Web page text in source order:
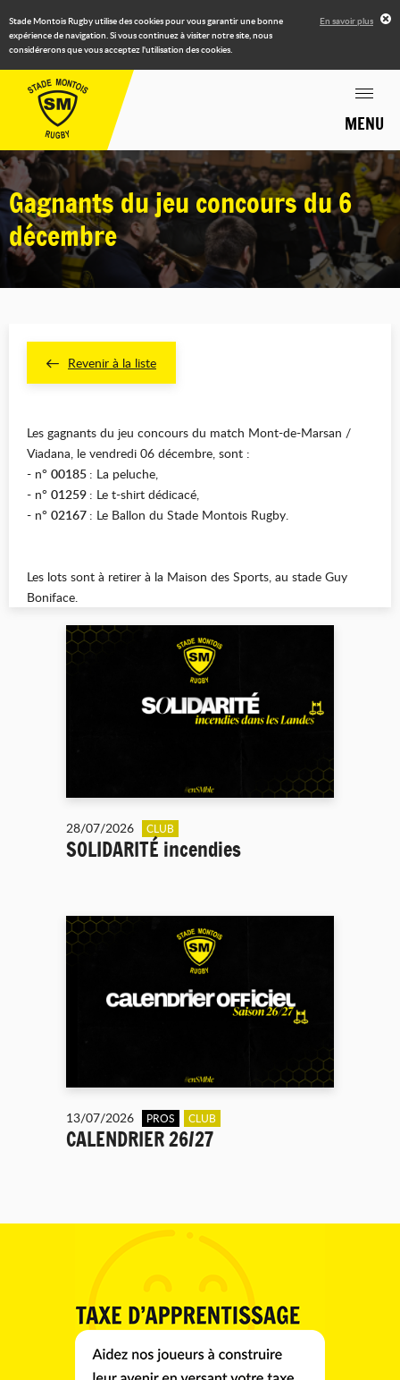
Stade Montois Rugby utilise des cookies pour vous garantir une bonne
expérience de navigation. Si vous continuez à visiter notre site, nous
considérerons que vous acceptez l'utilisation des cookies.
En savoir plus
MENU
Gagnants du jeu concours du 6
décembre
Revenir à la liste
Les gagnants du jeu concours du match Mont-de-Marsan /
Viadana, le vendredi 06 décembre, sont :
- n° 00185 : La peluche,
- n° 01259 : Le t-shirt dédicacé,
- n° 02167 : Le Ballon du Stade Montois Rugby.
Les lots sont à retirer à la Maison des Sports, au stade Guy
Boniface.
28/07/2026 CLUB
SOLIDARITÉ incendies
13/07/2026 PROS CLUB
CALENDRIER 26/27